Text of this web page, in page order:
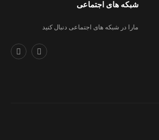
شبکه های اجتماعی
مارا در شبکه های اجتماعی دنبال کنید